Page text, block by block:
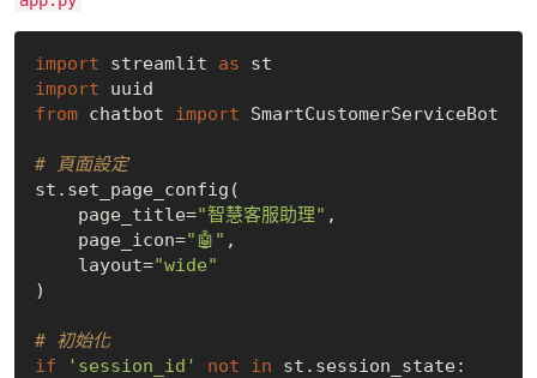
import streamlit as
import
from chatbot import SmartCustomerServiceBot
# 頁面設定
st.set_page_config(
    page_title=
"智慧客服助理" ,
    page_icon=
"🤖" ,
    layout=
"wide"
)
# 初始化
if
'session_id' not in st.session_state: